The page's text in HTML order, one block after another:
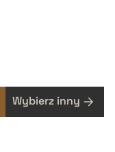
Wybierz inny